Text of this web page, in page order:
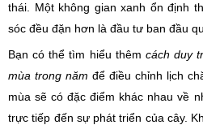
thái. Một không gian xanh ổn định
sóc đều đặn hơn là đầu tư ban đầu
Bạn có thể tìm hiểu thêm cách duy
mùa trong năm để điều chỉnh lịch
mùa sẽ có đặc điểm khác nhau về
trực tiếp đến sự phát triển của cây.